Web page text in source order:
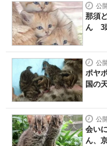
公
那須
ん 3
公
ポヤ
国の
公
会い
ん、